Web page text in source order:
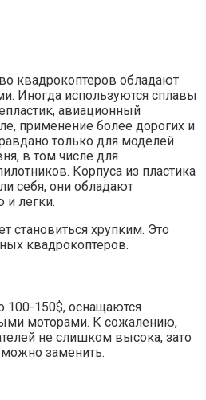
квадрокоптеров обладают
Иногда используются сплавы
авиационный
применение более дорогих и
только для моделей
в том числе для
Корпуса из пластика
себя, они обладают
и легки.
становиться хрупким. Это
квадрокоптеров.
100-150$, оснащаются
моторами. К сожалению,
не слишком высока, зато
можно заменить.